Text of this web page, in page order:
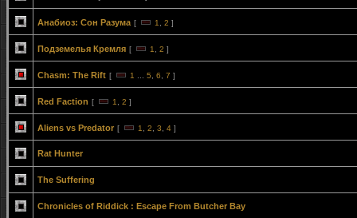
Анабиоз: Сон Разума [ 1 2 ]
Подземелья Кремля [ 1 2 ]
Chasm: The Rift [ 1 5 6 7 ]
Red Faction [ 1 2 ]
Aliens vs Predator [ 1 2 3 4 ]
Rat Hunter
The Suffering
Chronicles of Riddick : Escape From Butcher Bay